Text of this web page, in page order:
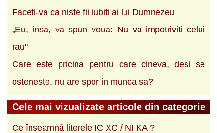
Faceti-va ca niste fii iubiti ai lui Dumnezeu
„Eu, insa, va spun voua: Nu va impotriviti celui
rau"
Care este pricina pentru care cineva, desi se
osteneste, nu are spor in munca sa?
Cele mai vizualizate articole din categorie
Ce înseamnă literele IC XC / NI KA ?